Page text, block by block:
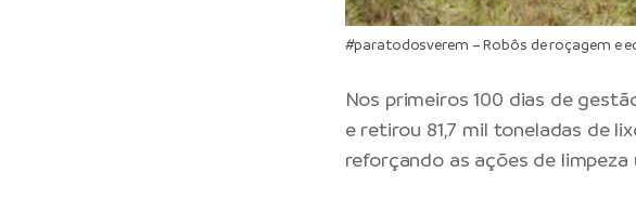
#paratodosverem – Robôs de roçagem e
Nos primeiros 100 dias de
e retirou 81,7 mil toneladas de
reforçando as ações de